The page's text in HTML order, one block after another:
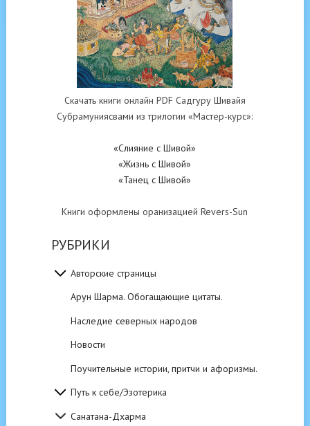
Скачать книги онлайн PDF Садгуру Шивайя
Субрамуниясвами из трилогии «Мастер-курс»:
«Слияние с Шивой»
«Жизнь с Шивой»
«Танец с Шивой»
Книги оформлены оранизацией Revers-Sun
РУБРИКИ
Авторские страницы
Арун Шарма. Обогащающие цитаты.
Наследие северных народов
Новости
Поучительные истории, притчи и афоризмы.
Путь к себе/Эзотерика
Санатана-Дхарма